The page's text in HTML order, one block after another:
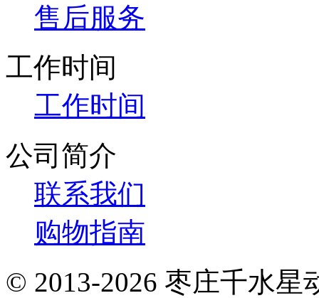
售后服务
工作时间
工作时间
公司简介
联系我们
购物指南
© 2013-2026 枣庄千水